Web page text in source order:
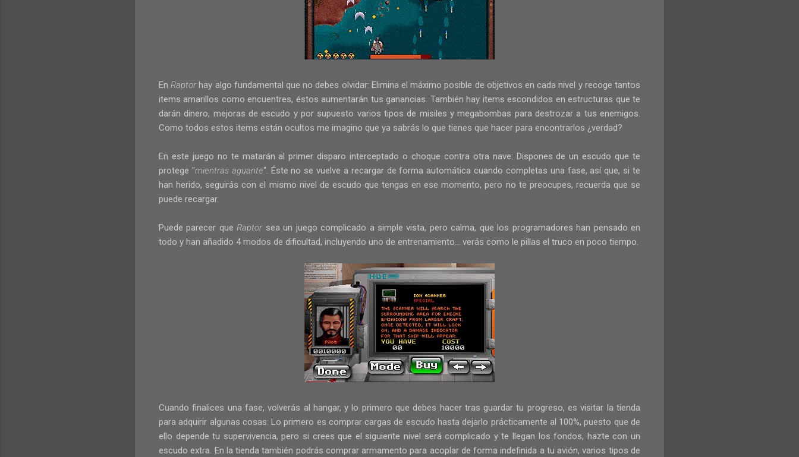
EnRaptorhay algo fundamental que no debes olvidar: Elimina el máximo posible de objetivos en cada nivel y recoge tantos
items amarillos como encuentres, éstos aumentarán tus ganancias. También hay items escondidos en estructuras que te
darán dinero, mejoras de escudo y por supuesto varios tipos de misiles y megabombas para destrozar a tus enemigos.
Como todos estos items están ocultos me imagino que ya sabrás lo que tienes que hacer para encontrarlos ¿verdad?
En este juego no te matarán al primer disparo interceptado o choque contra otra nave: Dispones de un escudo que te
protege "mientras aguante". Éste no se vuelve a recargar de forma automática cuando completas una fase, así que, si te
han herido, seguirás con el mismo nivel de escudo que tengas en ese momento, pero no te preocupes, recuerda que se
puede recargar.
Puede parecer queRaptor sea un juego complicado a simple vista, pero calma, que los programadores han pensado en
todo y han añadido 4 modos de dificultad, incluyendo uno de entrenamiento... verás como le pillas el truco en poco tiempo.
Cuando finalices una fase, volverás al hangar, y lo primero que debes hacer tras guardar tu progreso, es visitar la tienda
para adquirir algunas cosas: Lo primero es comprar cargas de escudo hasta dejarlo prácticamente al 100%, puesto que de
ello depende tu supervivencia, pero si crees que el siguiente nivel será complicado y te llegan los fondos, hazte con un
escudo extra. En la tienda también podrás comprar armamento para acoplar de forma indefinida a tu avión, varios tipos de